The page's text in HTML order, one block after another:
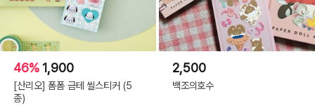
46% 1,900
[산리오] 폼폼 금테 씰스티커 (5
종)
2,500
백조의호수